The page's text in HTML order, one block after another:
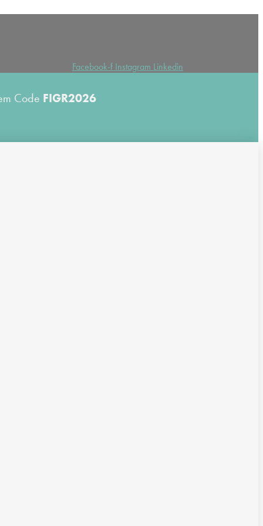
Facebook-f Instagram Linkedin
Code FIGR2026